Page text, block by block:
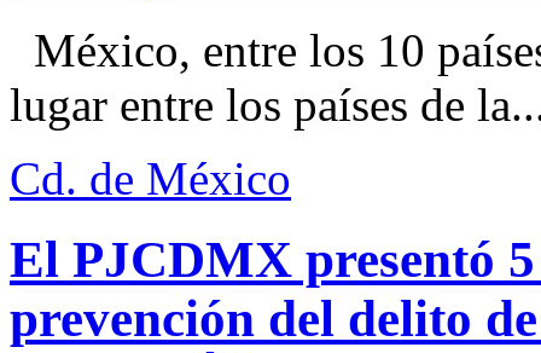
México, entre los 10
lugar entre los países de
Cd. de México
El PJCDMX presentó
prevención del delito